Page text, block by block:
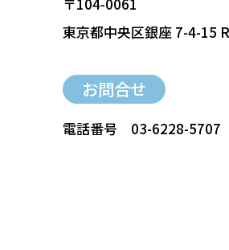
東京都中央区銀座 7-4-15
お問合せ
電話番号 03-6228-5707